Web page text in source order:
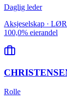
Daglig leder
Aksjeselskap ·
100,0% eierandel
Rolle